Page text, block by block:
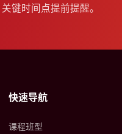
键时间点提前提醒。
快速导航
课程班型